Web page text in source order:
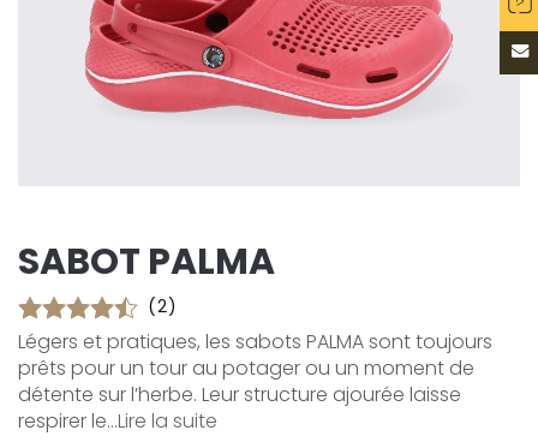
SABOT PALMA
(2)
Légers et pratiques, les sabots PALMA sont toujours
prêts pour un tour au potager ou un moment de
détente sur l’herbe. Leur structure ajourée laisse
respirer le...Lire la suite